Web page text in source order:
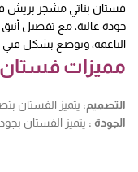
فستان بناتي مشجر بريش
جودة عالية، مع تفصيل
الناعمة، وتوضع بشكل فني
مميزات فستان
التصميم: يتميز الفستان
الجودة : يتميز الفستان